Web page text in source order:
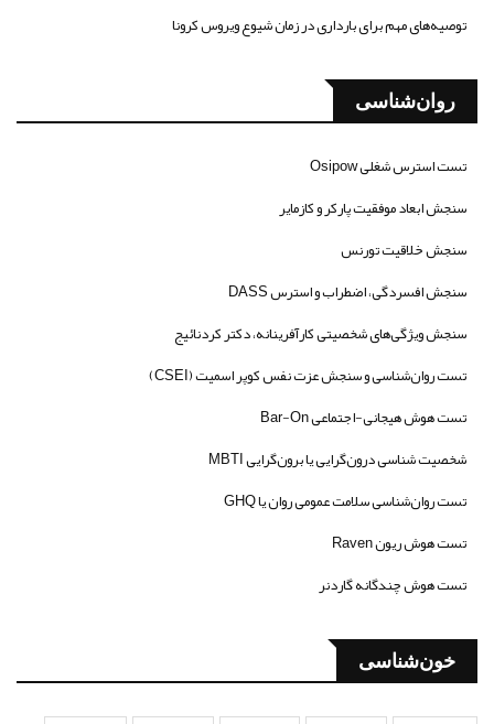
توصیه‌های مهم برای بارداری در زمان شیوع ویروس کرونا
روان‌شناسی
تست استرس شغلی Osipow
سنجش ابعاد موفقیت پارکر و کازمایر
سنجش خلاقیت تورنس
سنجش افسردگی، اضطراب و استرس DASS
سنجش ویژگی‌های شخصیتی کارآفرینانه، دکتر کردنائیج
تست روان‌شناسی و سنجش عزت نفس کوپر اسمیت (CSEI)
تست هوش هیجانی-اجتماعی Bar-On
شخصیت شناسی درون‌گرایی یا برون‌گرایی MBTI
تست روان‌شناسی سلامت عمومی روان یا GHQ
تست هوش ریون Raven
تست هوش چندگانه گاردنر
خون‌شناسی